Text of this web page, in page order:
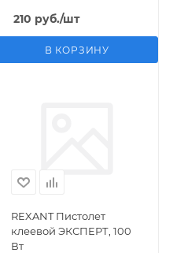
210 руб./шт
В КОРЗИНУ
REXANT Пистолет
клеевой ЭКСПЕРТ, 100
Вт